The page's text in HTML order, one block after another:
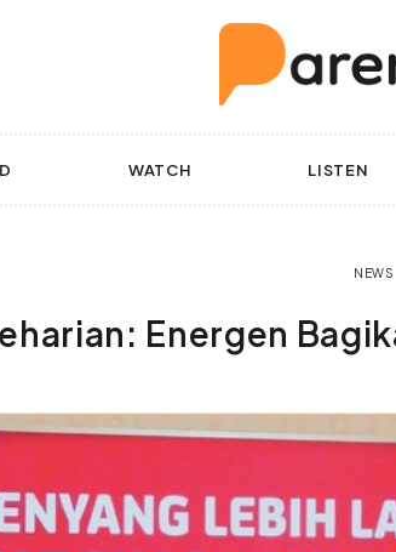
WATCH LISTEN
NEWS
Energen